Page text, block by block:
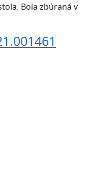
Bola zbúraná v